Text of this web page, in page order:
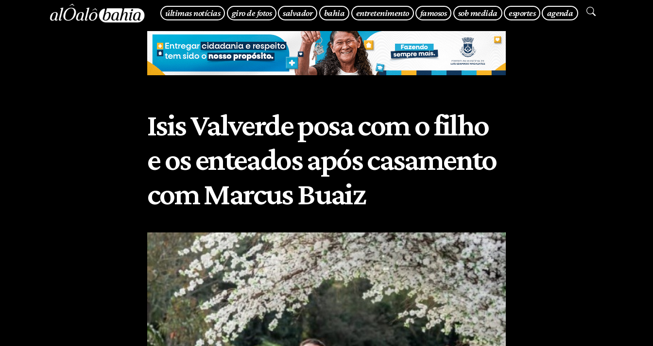
últimas notícias giro de fotos salvador bahia entretenimento famosos sob medida esportes agenda
Isis Valverde posa com o filho
e os enteados após casamento
com Marcus Buaiz